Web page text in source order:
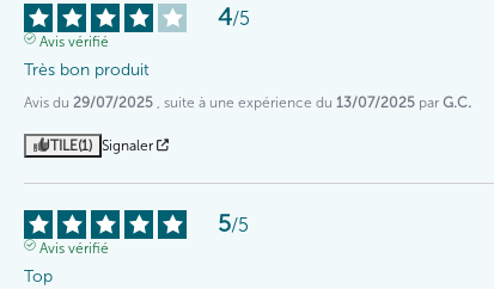
4/5
Avis vérifié
Très bon produit
Avis du 29/07/2025 , suite à une expérience du 13/07/2025 parG.C.
UTILE(1) Signaler
5/5
Avis vérifié
Top